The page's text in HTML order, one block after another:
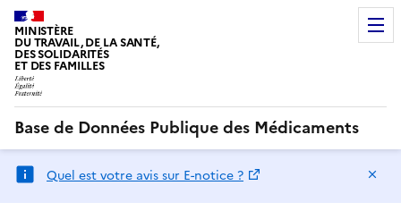
MINISTÈRE
DU TRAVAIL, DE LA SANTÉ,
DES SOLIDARITÉS
ET DES FAMILLES
Base de Données Publique des Médicaments
Quel est votre avis sur E-notice ?